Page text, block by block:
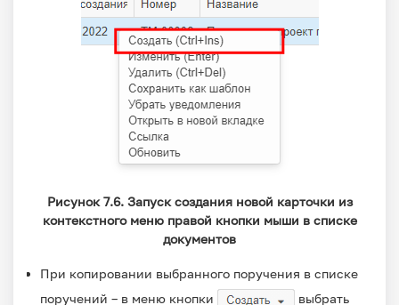
Рисунок 7.6. Запуск создания новой карточки из
контекстного меню правой кнопки мыши в списке
документов
При копировании выбранного поручения в списке
поручений – в меню кнопки
выбрать